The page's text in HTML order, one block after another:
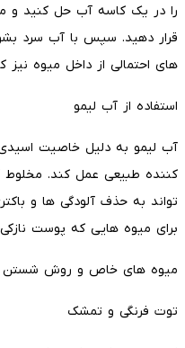
قرار دهید. سپس با آب سرد
های احتمالی از داخل میوه
استفاده از آب لیمو
آب لیمو به دلیل خاصیت
تواند به حذف آلودگی ها و
برای میوه هایی که پوست
میوه های خاص و روش شستن
توت فرنگی و تمشک